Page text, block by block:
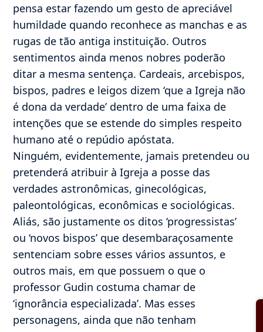
pensa estar fazendo um gesto de apreciável
humildade quando reconhece as manchas e as
rugas de tão antiga instituição. Outros
sentimentos ainda menos nobres poderão
ditar a mesma sentença. Cardeais, arcebispos,
bispos, padres e leigos dizem ‘que a Igreja não
é dona da verdade’ dentro de uma faixa de
intenções que se estende do simples respeito
humano até o repúdio apóstata.
Ninguém, evidentemente, jamais pretendeu ou
pretenderá atribuir à Igreja a posse das
verdades astronômicas, ginecológicas,
paleontológicas, econômicas e sociológicas.
Aliás, são justamente os ditos ‘progressistas’
ou ‘novos bispos’ que desembaraçosamente
sentenciam sobre esses vários assuntos, e
outros mais, em que possuem o que o
professor Gudin costuma chamar de
‘ignorância especializada’. Mas esses
personagens, ainda que não tenham